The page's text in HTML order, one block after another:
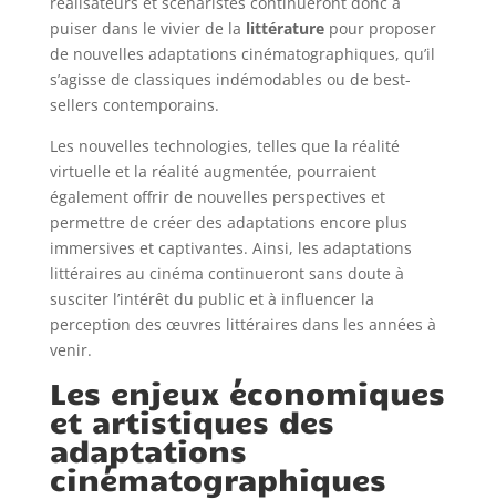
puiser dans le vivier de la littératurepour proposer
de nouvelles adaptations cinématographiques, qu’il
s’agisse de classiques indémodables ou de best-
sellers contemporains.
Les nouvelles technologies, telles que la réalité
virtuelle et la réalité augmentée, pourraient
également offrir de nouvelles perspectives et
permettre de créer des adaptations encore plus
immersives et captivantes. Ainsi, les adaptations
littéraires au cinéma continueront sans doute à
susciter l’intérêt du public et à influencer la
perception des œuvres littéraires dans les années à
venir.
Les enjeux économiques
et artistiques des
adaptations
cinématographiques